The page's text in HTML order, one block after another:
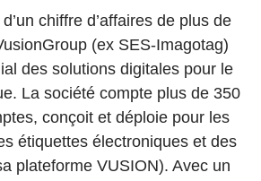
chiffre d’affaires de plus de
(ex SES-Imagotag)
des solutions digitales pour le
La société compte plus de 350
conçoit et déploie pour les
étiquettes électroniques et des
plateforme VUSION). Avec un